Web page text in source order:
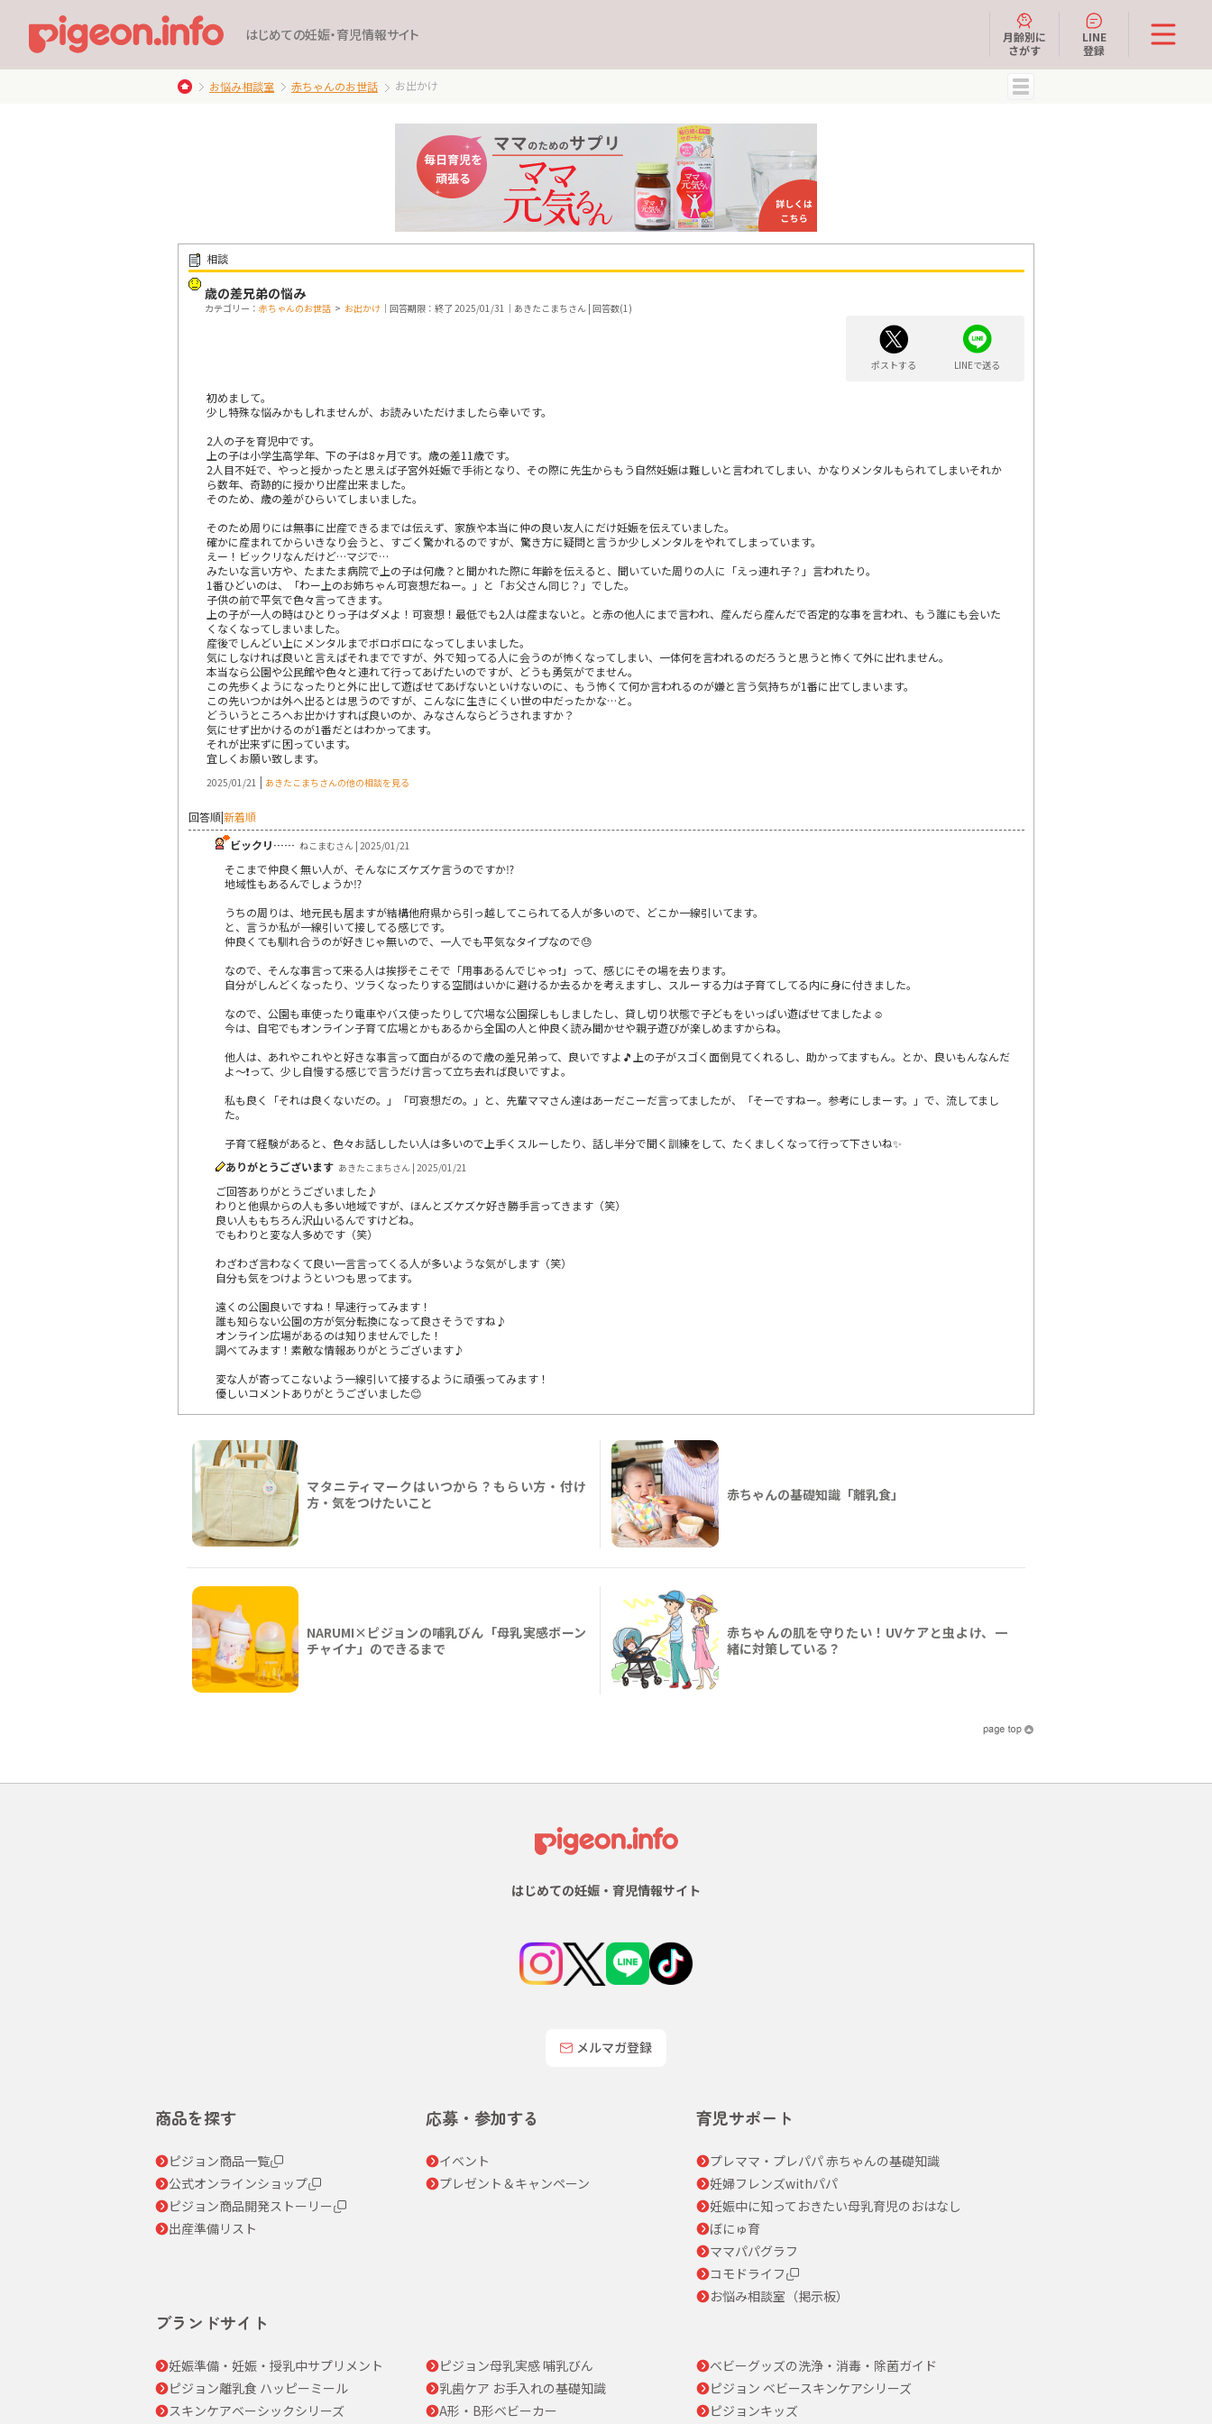
はじめての妊娠・育児情報サイト
月齢別に
さがす
LINE
登録
お悩み相談室 赤ちゃんのお世話 お出かけ
相談
歳の差兄弟の悩み
カテゴリー： 赤ちゃんのお世話 > お出かけ ｜回答期限：終了 2025/01/31｜あきたこまちさん | 回答数(1)
ポストする LINEで送る
初めまして。
少し特殊な悩みかもしれませんが、お読みいただけましたら幸いです。
2人の子を育児中です。
上の子は小学生高学年、下の子は8ヶ月です。歳の差11歳です。
2人目不妊で、やっと授かったと思えば子宮外妊娠で手術となり、その際に先生からもう自然妊娠は難しいと言われてしまい、かなりメンタルもられてしまいそれか
ら数年、奇跡的に授かり出産出来ました。
そのため、歳の差がひらいてしまいました。
そのため周りには無事に出産できるまでは伝えず、家族や本当に仲の良い友人にだけ妊娠を伝えていました。
確かに産まれてからいきなり会うと、すごく驚かれるのですが、驚き方に疑問と言うか少しメンタルをやれてしまっています。
えー！ビックリなんだけど…マジで…
みたいな言い方や、たまたま病院で上の子は何歳？と聞かれた際に年齢を伝えると、聞いていた周りの人に「えっ連れ子？」言われたり。
1番ひどいのは、「わー上のお姉ちゃん可哀想だねー。」と「お父さん同じ？」でした。
子供の前で平気で色々言ってきます。
上の子が一人の時はひとりっ子はダメよ！可哀想！最低でも2人は産まないと。と赤の他人にまで言われ、産んだら産んだで否定的な事を言われ、もう誰にも会いた
くなくなってしまいました。
産後でしんどい上にメンタルまでボロボロになってしまいました。
気にしなければ良いと言えばそれまでですが、外で知ってる人に会うのが怖くなってしまい、一体何を言われるのだろうと思うと怖くて外に出れません。
本当なら公園や公民館や色々と連れて行ってあげたいのですが、どうも勇気がでません。
この先歩くようになったりと外に出して遊ばせてあげないといけないのに、もう怖くて何か言われるのが嫌と言う気持ちが1番に出てしまいます。
この先いつかは外へ出るとは思うのですが、こんなに生きにくい世の中だったかな…と。
どういうところへお出かけすれば良いのか、みなさんならどうされますか？
気にせず出かけるのが1番だとはわかってます。
それが出来ずに困っています。
宜しくお願い致します。
2025/01/21 | あきたこまちさんの他の相談を見る
回答順|新着順
ビックリ…… ねこまむさん | 2025/01/21
そこまで仲良く無い人が、そんなにズケズケ言うのですか⁉️
地域性もあるんでしょうか⁉️
うちの周りは、地元民も居ますが結構他府県から引っ越してこられてる人が多いので、どこか一線引いてます。
と、言うか私が一線引いて接してる感じです。
仲良くても馴れ合うのが好きじゃ無いので、一人でも平気なタイプなので😓
なので、そんな事言って来る人は挨拶そこそで「用事あるんでじゃっ❗」って、感じにその場を去ります。
自分がしんどくなったり、ツラくなったりする空間はいかに避けるか去るかを考えますし、スルーする力は子育てしてる内に身に付きました。
なので、公園も車使ったり電車やバス使ったりして穴場な公園探しもしましたし、貸し切り状態で子どもをいっぱい遊ばせてましたよ☺️
今は、自宅でもオンライン子育て広場とかもあるから全国の人と仲良く読み聞かせや親子遊びが楽しめますからね。
他人は、あれやこれやと好きな事言って面白がるので歳の差兄弟って、良いですよ🎵上の子がスゴく面倒見てくれるし、助かってますもん。とか、良いもんなんだ
よ～❗って、少し自慢する感じで言うだけ言って立ち去れば良いですよ。
私も良く「それは良くないだの。」「可哀想だの。」と、先輩ママさん達はあーだこーだ言ってましたが、「そーですねー。参考にしまーす。」で、流してまし
た。
子育て経験があると、色々お話ししたい人は多いので上手くスルーしたり、話し半分で聞く訓練をして、たくましくなって行って下さいね✨
ありがとうございます あきたこまちさん | 2025/01/21
ご回答ありがとうございました♪
わりと他県からの人も多い地域ですが、ほんとズケズケ好き勝手言ってきます（笑）
良い人ももちろん沢山いるんですけどね。
でもわりと変な人多めです（笑）
わざわざ言わなくて良い一言言ってくる人が多いような気がします（笑）
自分も気をつけようといつも思ってます。
遠くの公園良いですね！早速行ってみます！
誰も知らない公園の方が気分転換になって良さそうですね♪
オンライン広場があるのは知りませんでした！
調べてみます！素敵な情報ありがとうございます♪
変な人が寄ってこないよう一線引いて接するように頑張ってみます！
優しいコメントありがとうございました😊
マタニティマークはいつから？もらい方・付け
方・気をつけたいこと
赤ちゃんの基礎知識「離乳食」
NARUMI×ピジョンの哺乳びん「母乳実感ボーン
チャイナ」のできるまで
赤ちゃんの肌を守りたい！UVケアと虫よけ、一
緒に対策している？
はじめての妊娠・育児情報サイト
メルマガ登録
商品を探す
ピジョン商品一覧
公式オンラインショップ
ピジョン商品開発ストーリー
出産準備リスト
応募・参加する
イベント
プレゼント＆キャンペーン
育児サポート
プレママ・プレパパ 赤ちゃんの基礎知識
妊婦フレンズwithパパ
妊娠中に知っておきたい母乳育児のおはなし
ぼにゅ育
ママパパグラフ
コモドライフ
お悩み相談室（掲示板）
ブランドサイト
妊娠準備・妊娠・授乳中サプリメント ピジョン母乳実感 哺乳びん
ベビーグッズの洗浄・消毒・除菌ガイド
ピジョン離乳食 ハッピーミール
乳歯ケア お手入れの基礎知識
ピジョン ベビースキンケアシリーズ
スキンケアベーシックシリーズ
A形・B形ベビーカー ピジョンキッズ